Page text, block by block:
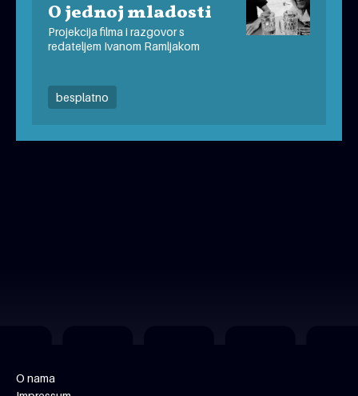
O jednoj mladosti
Projekcija filma i razgovor s
redateljem Ivanom Ramljakom
besplatno
O nama